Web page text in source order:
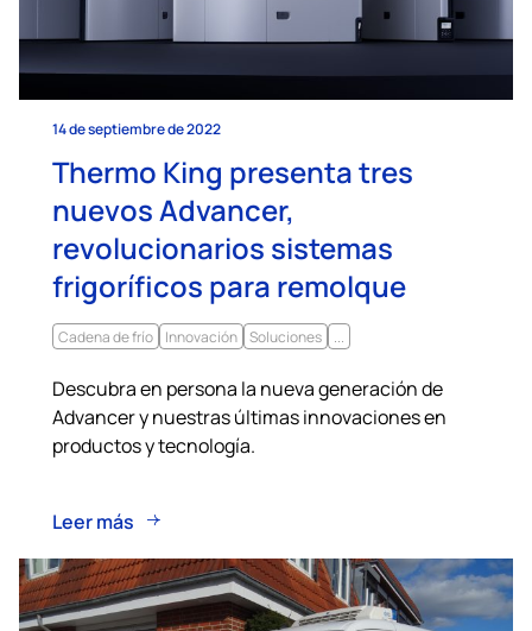
14 de septiembre de 2022
Thermo King presenta tres
nuevos Advancer,
revolucionarios sistemas
frigoríficos para remolque
Cadena de frío Innovación Soluciones
Descubra en persona la nueva generación de
Advancer y nuestras últimas innovaciones en
productos y tecnología.
Leer más